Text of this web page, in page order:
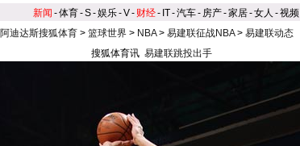
新闻 -体育-S-娱乐-V- 财经- IT-汽车- 房产-家居-女人 -视频
阿迪达斯搜狐体育 > 篮球世界 > NBA> 易建联征战NBA> 易建联动态
搜狐体育讯 易建联跳投出手